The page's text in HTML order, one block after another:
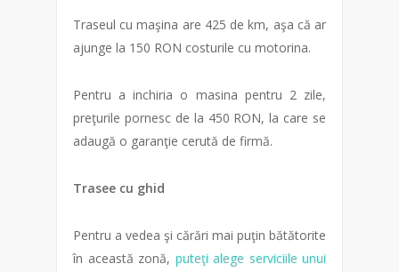
Traseul cu maşina are 425 de km, aşa că ar
ajunge la 150 RON costurile cu motorina.
Pentru a inchiria o masina pentru 2 zile,
preţurile pornesc de la 450 RON, la care se
adaugă o garanţie cerută de firmă.
Trasee cu ghid
Pentru a vedea şi cărări mai puţin bătătorite
în această zonă, puteţi alege serviciile unui